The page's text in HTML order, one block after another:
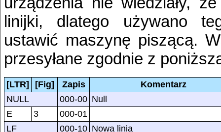
linijki, dlatego używano
ustawić maszynę piszącą.
przesyłane zgodnie z
[LTR] [Fig] Zapis
Komentarz
NULL
000-00 Null
E
3
000-01
LF
000-10 Nowa linia